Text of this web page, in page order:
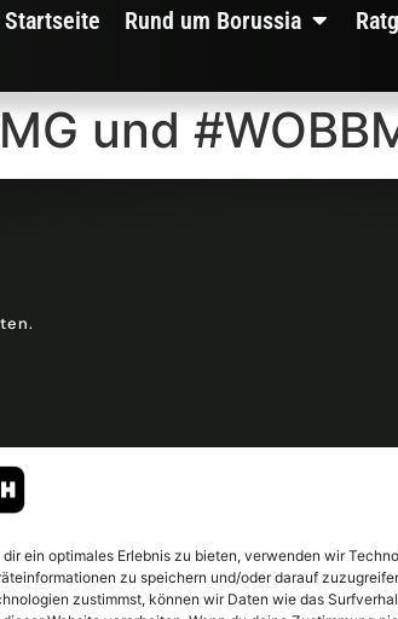
dir ein optimales Erlebnis zu bieten, verwenden wir
zu speichern und/oder darauf
zustimmst, können wir Daten wie das
Startseite Rund um Borussia
und